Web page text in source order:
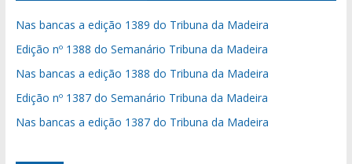
Nas bancas a edição 1389 do Tribuna da Madeira
Edição nº 1388 do Semanário Tribuna da Madeira
Nas bancas a edição 1388 do Tribuna da Madeira
Edição nº 1387 do Semanário Tribuna da Madeira
Nas bancas a edição 1387 do Tribuna da Madeira